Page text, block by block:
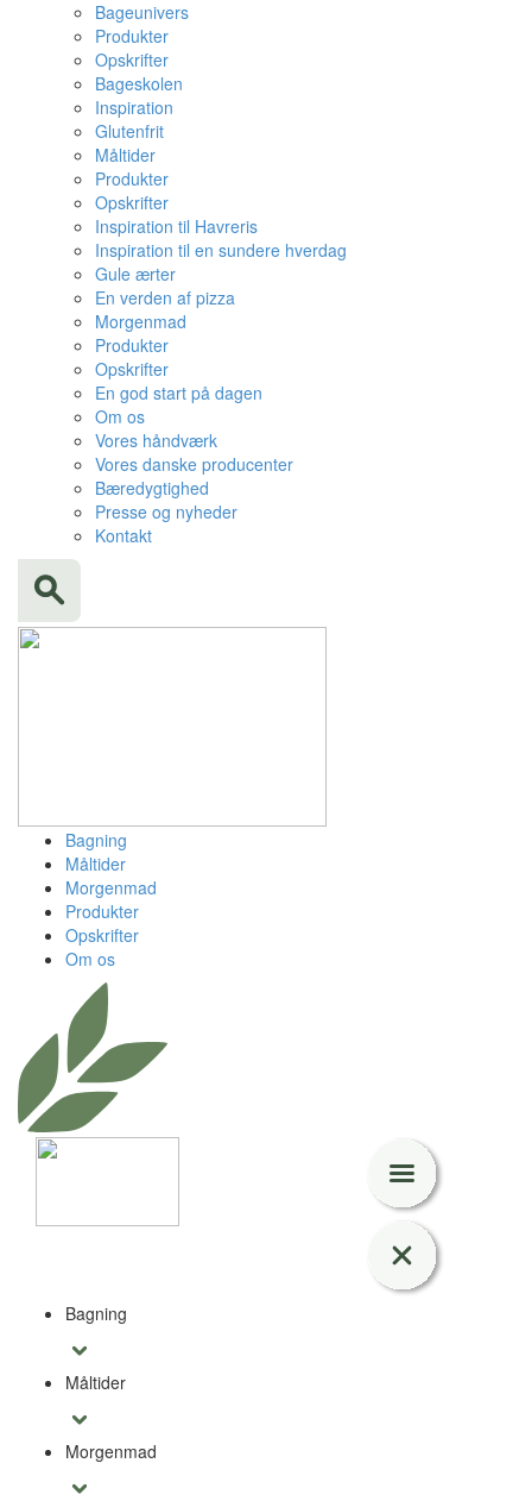
Bageunivers
Produkter
Opskrifter
Bageskolen
Inspiration
Glutenfrit
Måltider
Produkter
Opskrifter
Inspiration til Havreris
Inspiration til en sundere hverdag
Gule ærter
En verden af pizza
Morgenmad
Produkter
Opskrifter
En god start på dagen
Om os
Vores håndværk
Vores danske producenter
Bæredygtighed
Presse og nyheder
Kontakt
Bagning
Måltider
Morgenmad
Produkter
Opskrifter
Om os
Bagning
Måltider
Morgenmad